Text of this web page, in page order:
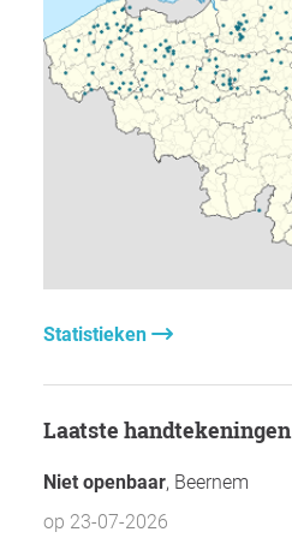
Statistieken
Laatste handtekeningen
Niet openbaar, Beernem
op 23-07-2026